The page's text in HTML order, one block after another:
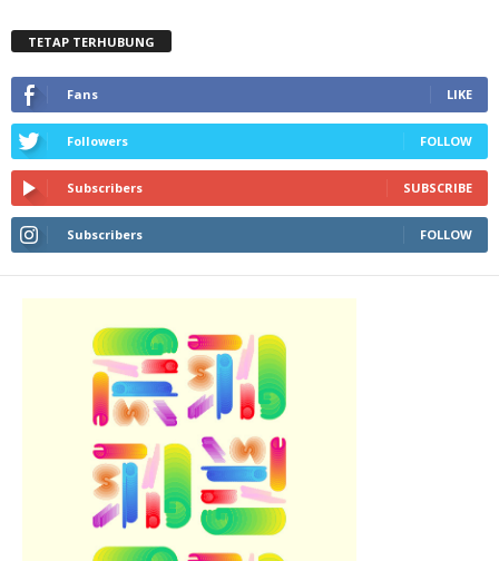
TETAP TERHUBUNG
Fans LIKE
Followers FOLLOW
Subscribers SUBSCRIBE
Subscribers FOLLOW